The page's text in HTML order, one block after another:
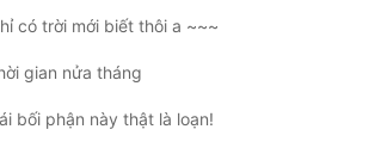
có trời mới biết thôi a ~~~
gian nửa tháng
bối phận này thật là loạn!